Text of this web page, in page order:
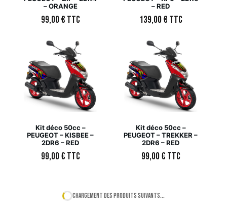
– ORANGE
99,00€ TTC
– RED
139,00€ TTC
Kit déco 50cc –
PEUGEOT – KISBEE –
2DR6 – RED
99,00€ TTC
Kit déco 50cc –
PEUGEOT – TREKKER –
2DR6 – RED
99,00€ TTC